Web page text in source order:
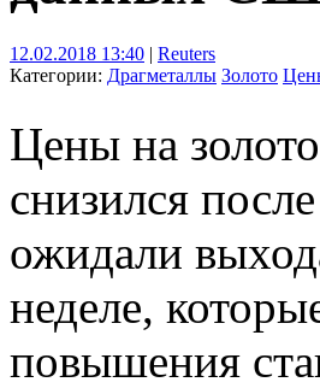
12.02.2018 13:40 | Reuters
Категории: Драгметаллы Золото
Цены на
снизился
ожидали
неделе,
повышения